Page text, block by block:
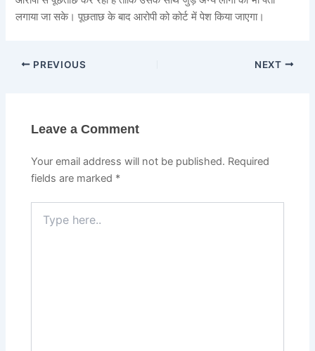
लगाया जा सके। पूछताछ के बाद आरोपी को कोर्ट में पेश किया जाएगा।
PREVIOUS NEXT
Leave a Comment
Your email address will not be published. Required
fields are marked *
here..